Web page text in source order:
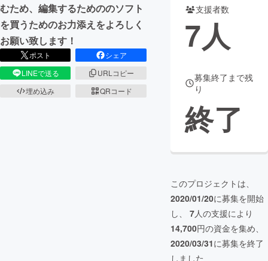
CAMPFIRE for Social Good
CAMPFIRE Creation
CAMPFIREふるさと納税machi-ya コミュニティ
むため、編集するためののソフト
を買うためのお力添えをよろしく
お願い致します！
ポスト
シェア
LINEで送る
URLコピー
埋め込み
QRコード
支援者数
7人
募集終了まで残
り
終了
このプロジェクトは、
2020/01/20に募集を開始
し、 7人の支援により
14,700円の資金を集め、
2020/03/31に募集を終了
しました